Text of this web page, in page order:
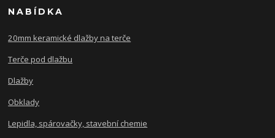
NABÍDKA
20mm keramické dlažby na terče
Terče pod dlažbu
Dlažby
Obklady
Lepidla, spárovačky, stavební chemie